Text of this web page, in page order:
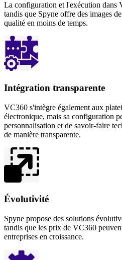
La configuration et l'exécution dans
tandis que Spyne offre des images
qualité en moins de temps.
Intégration transparente
VC360 s'intègre également aux
électronique, mais sa configuration
personnalisation et de savoir-faire
de manière transparente.
Évolutivité
Spyne propose des solutions
tandis que les prix de VC360
entreprises en croissance.